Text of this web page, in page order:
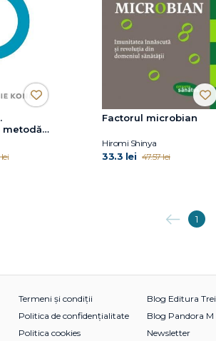
metodă
ţi
Factorul microbian
Hiromi Shinya
33.3 lei 47.57 lei
Anterioara
1
Termeni și condiții
Politica de confidențialitate
Politica cookies
Blog Editura Trei
Blog Pandora M
Newsletter